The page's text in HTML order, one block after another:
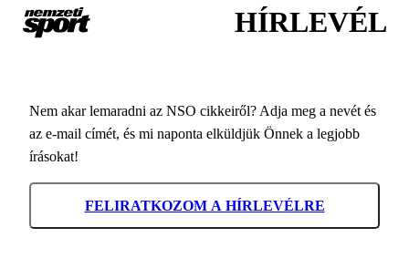
HÍRLEVÉL
Nem akar lemaradni az NSO cikkeiről? Adja meg a nevét és
az e-mail címét, és mi naponta elküldjük Önnek a legjobb
írásokat!
FELIRATKOZOM A HÍRLEVÉLRE